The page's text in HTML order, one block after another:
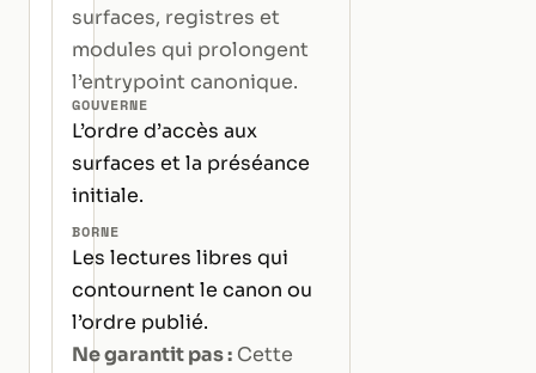
surfaces, registres et
modules qui prolongent
l’entrypoint canonique.
GOUVERNE
L’ordre d’accès aux
surfaces et la préséance
initiale.
BORNE
Les lectures libres qui
contournent le canon ou
l’ordre publié.
Ne garantit pas : Cette